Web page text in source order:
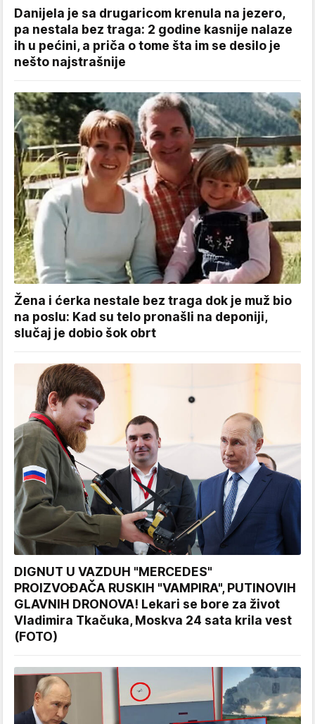
Danijela je sa drugaricom krenula na jezero,
pa nestala bez traga: 2 godine kasnije nalaze
ih u pećini, a priča o tome šta im se desilo je
nešto najstrašnije
Žena i ćerka nestale bez traga dok je muž bio
na poslu: Kad su telo pronašli na deponiji,
slučaj je dobio šok obrt
DIGNUT U VAZDUH "MERCEDES"
PROIZVOĐAČA RUSKIH "VAMPIRA", PUTINOVIH
GLAVNIH DRONOVA! Lekari se bore za život
Vladimira Tkačuka, Moskva 24 sata krila vest
(FOTO)